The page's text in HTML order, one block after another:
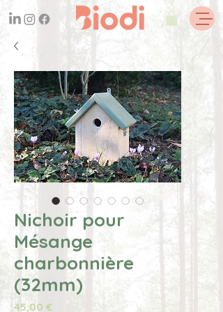
Nichoir pour
Mésange
charbonnière
(32mm)
45,00 €Prix